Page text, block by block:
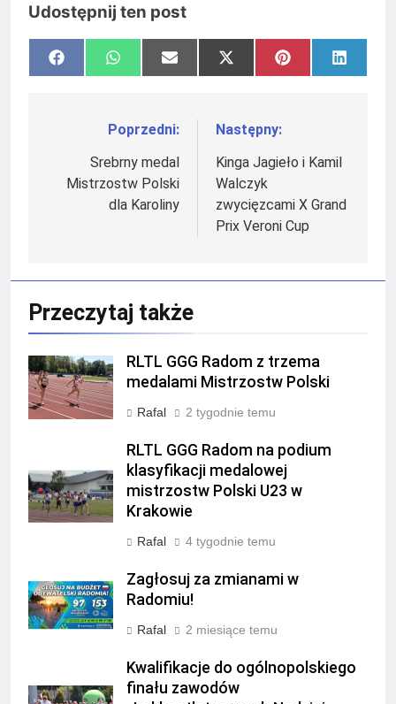
Udostępnij ten post
Share
on
FacebookShare
on
WhatsAppShare
on
Email
Share
on
X
(Twitter)
Share
on
PinterestShare
on
Nawigacja
wpisu
Poprzedni:
Srebrny medal
Mistrzostw Polski
dla Karoliny
Następny:
Kinga Jagieło i Kamil
Walczyk
zwycięzcami X Grand
Prix Veroni Cup
Przeczytaj także
RLTL GGG Radom z trzema
medalami Mistrzostw Polski
Rafal 2 tygodnie temu
RLTL GGG Radom na podium
klasyfikacji medalowej
mistrzostw Polski U23 w
Krakowie
Rafal 4 tygodnie temu
Zagłosuj za zmianami w
Radomiu!
Rafal 2 miesiące temu
Kwalifikacje do ogólnopolskiego
finału zawodów